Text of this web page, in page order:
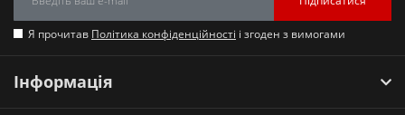
Я прочитав Політика конфіденційності і згоден з вимогами
Інформація